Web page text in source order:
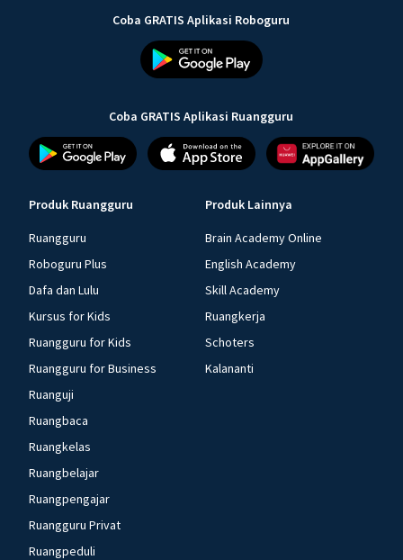
Coba GRATIS Aplikasi Roboguru
Coba GRATIS Aplikasi Ruangguru
Produk Ruangguru
Ruangguru
Roboguru Plus
Dafa dan Lulu
Kursus for Kids
Ruangguru for Kids
Ruangguru for Business
Ruanguji
Ruangbaca
Ruangkelas
Ruangbelajar
Ruangpengajar
Ruangguru Privat
Ruangpeduli
Produk Lainnya
Brain Academy Online
English Academy
Skill Academy
Ruangkerja
Schoters
Kalananti